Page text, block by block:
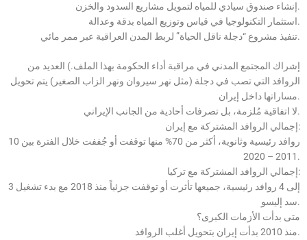
إنشاء صندوق سيادي للمياه لتمويل مشاريع السدود والخزن.
استثمار التكنولوجيا في قياس وتوزيع المياه بدقة وعدالة.
تنفيذ مشروع “دجلة ناقل الحياة” لربط المدن العراقية عبر ممر مائي.
إشراك المجتمع المدني في مراقبة أداء الحكومة بهذا الملف.) العديد من
الروافد التي تصب في دجلة (مثل نهر سيروان ونهر الزاب الصغير) يتم تحويل
مساراتها داخل إيران.
لا اتفاقية مُلزمة، بل تصرفات أحادية من الجانب الإيراني.
إجمالي الروافد المشتركة مع إيران:
10 روافد رئيسية وثانوية، أكثر من 70% منها توقفت أو جُففت خلال الفترة بين
2011 – 2020.
إجمالي الروافد المشتركة مع تركيا:
3 إلى 4 روافد رئيسية، جميعها تأثرت أو توقفت جزئياً منذ 2018 مع بدء تشغيل
سد إليسو.
متى بدأت الأزمات الكبرى؟
منذ 2010 بدأت إيران بتحويل أغلب الروافد.